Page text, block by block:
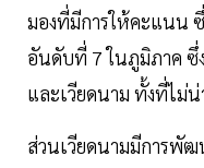
มองที่มีการให้คะแนน
อันดับที่ 7 ในภูมิภาค ซึ่
และเวียดนาม ทั้งที่ไม่
ส่วนเวียดนามมีการพั